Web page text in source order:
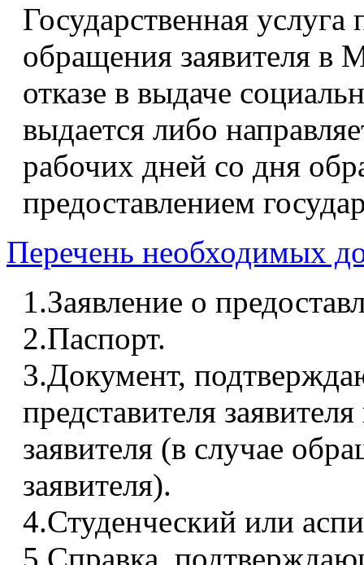
Государственная услуга
обращения заявителя
отказе в выдаче
выдается либо
рабочих дней со дня
предоставлением
Перечень необходимых
1.Заявление о
2.Паспорт.
3.Документ,
представителя
заявителя (в случае
заявителя).
4.Студенческий или